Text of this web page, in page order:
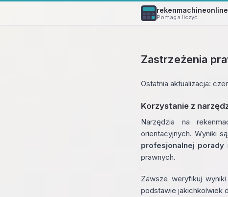
Pomaga liczyć
Zastrzeżenia
Ostatnia aktualizacja:
Korzystanie z
Narzędzia na
orientacyjnych. Wyniki
profesjonalnej porady
prawnych.
Zawsze weryfikuj
podstawie jakichkolwiek